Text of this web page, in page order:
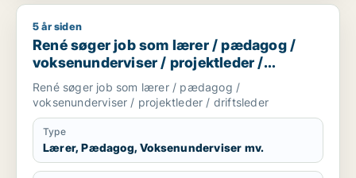
René søger job som lærer / pædagog / voksenunderviser /
5 år siden
René søger job som lærer / pædagog /
voksenunderviser / projektleder /
driftsleder
René søger job som lærer / pædagog /
voksenunderviser / projektleder / driftsleder
Type
Lærer, Pædagog, Voksenunderviser mv.